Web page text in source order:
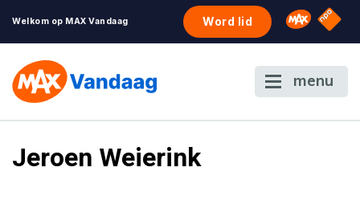
Welkom op MAX Vandaag Word lid Omroep
NPO
menu
Jeroen Weierink